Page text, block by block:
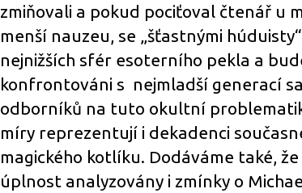
zmiňovali a pokud pociťoval čtenář u
menší nauzeu, se „šťastnými
nejnižších sfér esoterního pekla a
konfrontováni s nejmladší generací
odborníků na tuto okultní
míry reprezentují i dekadenci
magického kotlíku. Dodáváme také,
úplnost analyzovány i zmínky o